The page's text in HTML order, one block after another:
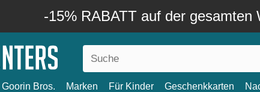
-15% RABATT auf der gesamten
Goorin Bros. Marken Für Kinder Geschenkkarten